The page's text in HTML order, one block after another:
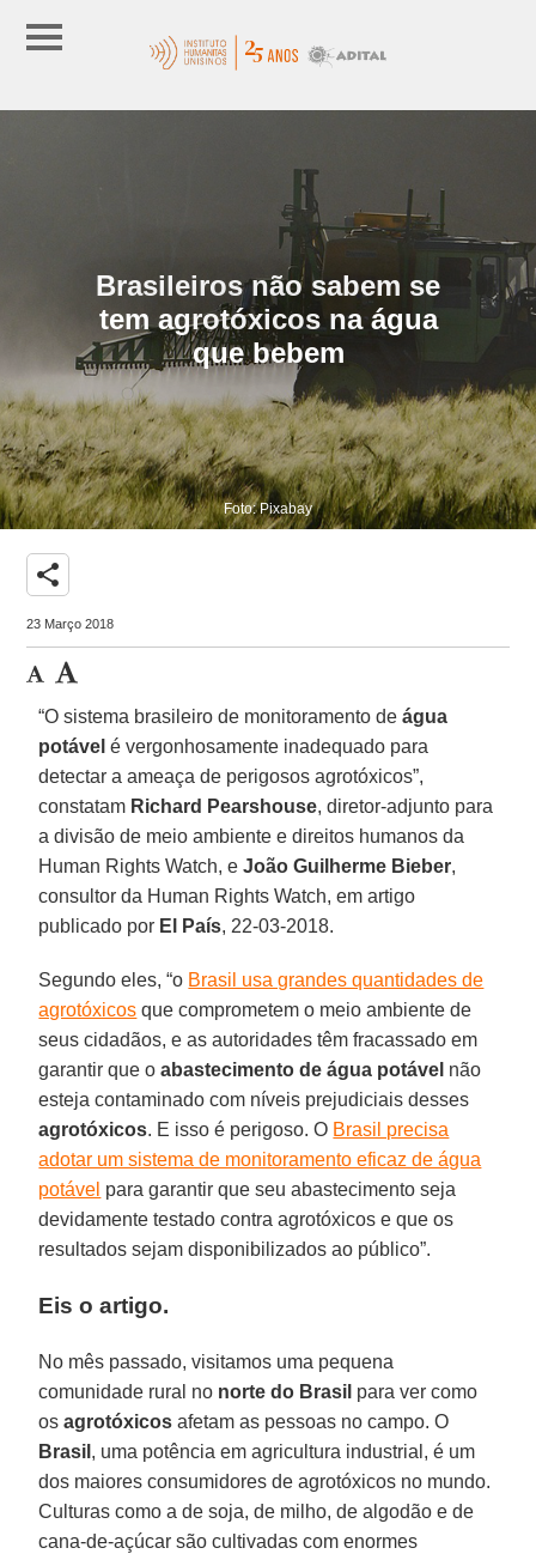
Brasileiros não sabem se
tem agrotóxicos na água
que bebem
Foto: Pixabay
share
23 Março 2018
“O sistema brasileiro de monitoramento deágua
potável é vergonhosamente inadequado para
detectar a ameaça de perigosos agrotóxicos”,
constatam Richard Pearshouse, diretor-adjunto para
a divisão de meio ambiente e direitos humanos da
Human Rights Watch, e João Guilherme Bieber,
consultor da Human Rights Watch, em artigo
publicado por El País, 22-03-2018.
Segundo eles, “o Brasil usa grandes quantidades de
agrotóxicos que comprometem o meio ambiente de
seus cidadãos, e as autoridades têm fracassado em
garantir que oabastecimento de água potável não
esteja contaminado com níveis prejudiciais desses
agrotóxicos. E isso é perigoso. O Brasil precisa
adotar um sistema de monitoramento eficaz de água
potável para garantir que seu abastecimento seja
devidamente testado contra agrotóxicos e que os
resultados sejam disponibilizados ao público”.
Eis o artigo.
No mês passado, visitamos uma pequena
comunidade rural no norte do Brasil para ver como
osagrotóxicos afetam as pessoas no campo. O
Brasil , uma potência em agricultura industrial, é um
dos maiores consumidores de agrotóxicos no mundo.
Culturas como a de soja, de milho, de algodão e de
cana-de-açúcar são cultivadas com enormes